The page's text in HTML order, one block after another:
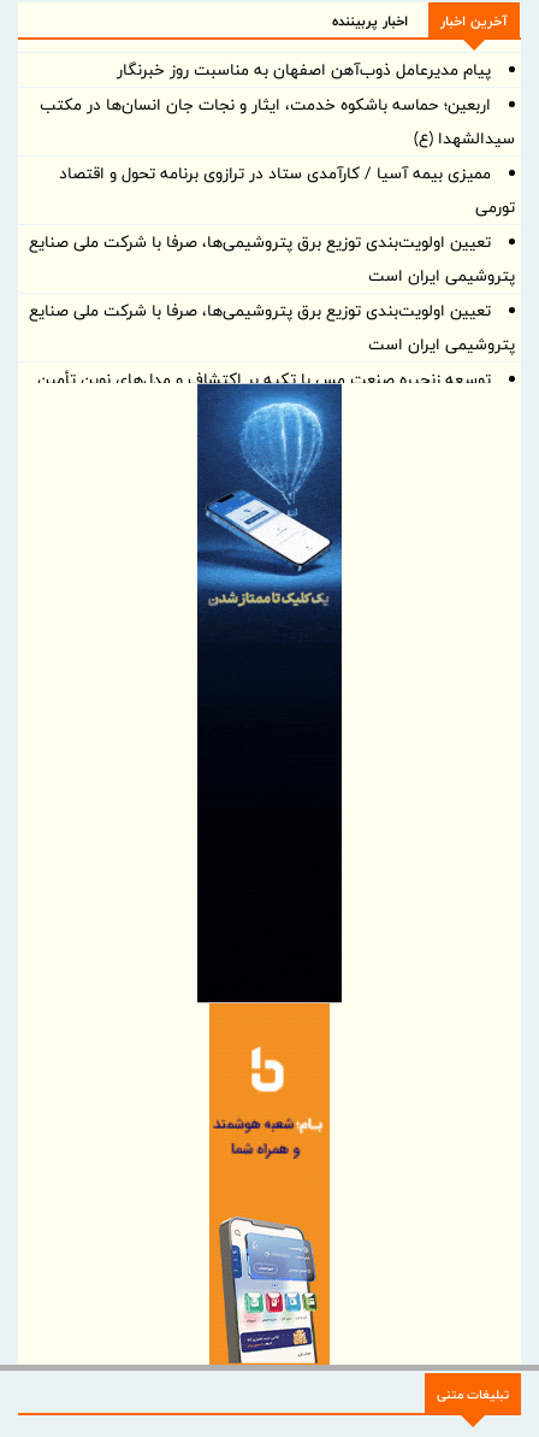
آخرین اخبار اخبار پربیننده
پیام مدیرعامل ذوب‌آهن اصفهان به مناسبت روز خبرنگار
اربعین؛ حماسه باشکوه خدمت، ایثار و نجات جان انسان‌ها در مکتب
سیدالشهدا (ع)
ممیزی بیمه آسیا / کارآمدی ستاد در ترازوی برنامه تحول و اقتصاد
تورمی
تعیین اولویت‌بندی توزیع برق پتروشیمی‌ها، صرفا با شرکت ملی صنایع
پتروشیمی ایران است
تعیین اولویت‌بندی توزیع برق پتروشیمی‌ها، صرفا با شرکت ملی صنایع
پتروشیمی ایران است
توسعه زنجیره صنعت مس با تکیه بر اکتشاف و مدل‌های نوین تأمین
ایران، شریک راهبردی اتحادیه اقتصادی اوراسیا در مسیر توسعه تجارت
پرداخت مطالبات بازنشستگان در اولویت تأمین اجتماعی؛ پیگیری برای
نشست هم افزایی ستاد اربعین بیمه ایران و سازمان حج و زیارت برگزار
اجرای برنامه تحول بانک با تمرکز بر منابع پایدار، درآمدهای کارمزدی و
دکتر للـه‌گانی: ابزارهای نوین تامین مالی، منابع بانکی را هدفمندتر به
سمت بنگاه‌های اقتصادی هدایت می‌کند
تقدیر و تشکر مدیرعامل پست بانک ایران از کلیه همکاران موثر در توزیع
پرداخت خسارت ۶ میلیارد تومانی بیمه تجارت‌نو به شرکت «بهینه‌سازان
فصلی تازه در مجتمع مرکزی تهران بیمه تجارت‌نو
بانک تجارت، تأمین‌کننده مالی پروژه بازسازی فازهای ۴ و ۵ پارس جنوبی
مدیرعامل بیمه دی : خدمت به بازنشستگان‌را افتخار بیمه دی می دانیم
ضرب‌الاجل مدیرعامل سازمان منطقه آزاد انزلی برای تكمیل پروژه‌های
تبلیغات متنی